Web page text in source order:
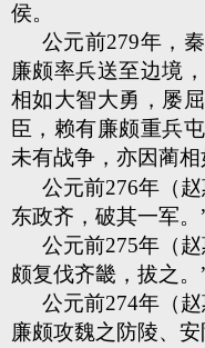
侯。
公元前279年，
廉颇率兵送至边境
相如大智大勇，屡
臣，赖有廉颇重兵
未有战争，亦因蔺相
公元前276年（
东政齐，破其一军。
公元前275年（
颇复伐齐畿，拔之。
公元前274年（
廉颇攻魏之防陵、安